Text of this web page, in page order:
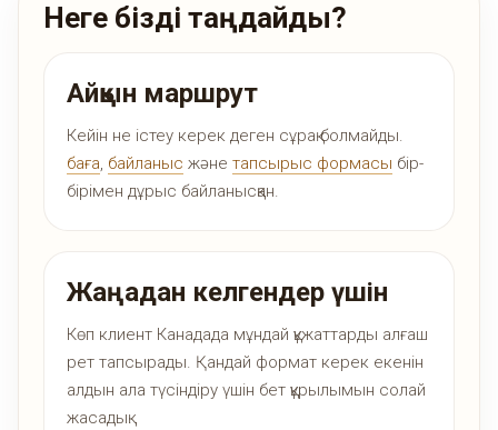
Неге бізді таңдайды?
Айқын маршрут
Кейін не істеу керек деген сұрақ болмайды.
баға, байланыс және тапсырыс формасы бір-
бірімен дұрыс байланысқан.
Жаңадан келгендер үшін
Көп клиент Канадада мұндай құжаттарды алғаш
рет тапсырады. Қандай формат керек екенін
алдын ала түсіндіру үшін бет құрылымын солай
жасадық.